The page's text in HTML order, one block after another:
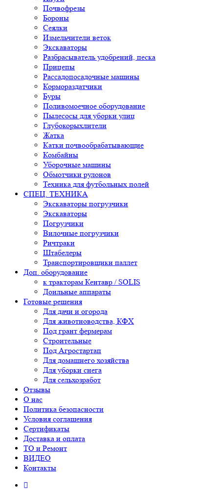
Почвофрезы
Бороны
Сеялки
Измельчители веток
Экскаваторы
Разбрасыватель удобрений, песка
Прицепы
Рассадопосадочные машины
Кормораздатчики
Буры
Поливомоечное оборудование
Пылесосы для уборки улиц
Глубокорыхлители
Жатка
Катки почвообрабатывающие
Комбайны
Уборочные машины
Обмотчики рулонов
Техника для футбольных полей
СПЕЦ. ТЕХНИКА
Экскаваторы погрузчики
Экскаваторы
Погрузчики
Вилочные погрузчики
Ричтраки
Штабелеры
Транспортировщики паллет
Доп. оборудование
к тракторам Кентавр / SOLIS
Доильные аппараты
Готовые решения
Для дачи и огорода
Для животноводства, КФХ
Под грант фермерам
Строительные
Под Агростартап
Для домашнего хозяйства
Для уборки снега
Для сельхозработ
Отзывы
О нас
Политика безопасности
Условия соглашения
Сертификаты
Доставка и оплата
ТО и Ремонт
ВИДЕО
Контакты